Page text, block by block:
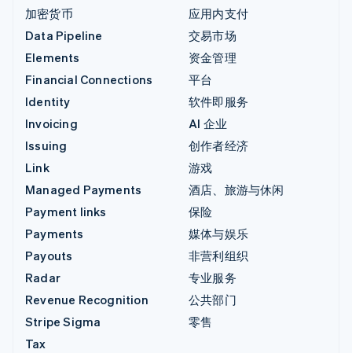
加密货币
Data Pipeline
Elements
Financial Connections
Identity
Invoicing
Issuing
Link
Managed Payments
Payment links
Payments
Payouts
Radar
Revenue Recognition
Stripe Sigma
Tax
应用内支付
交易市场
资金管理
平台
软件即服务
AI 企业
创作者经济
游戏
酒店、旅游与休闲
保险
媒体与娱乐
非营利组织
专业服务
公共部门
零售